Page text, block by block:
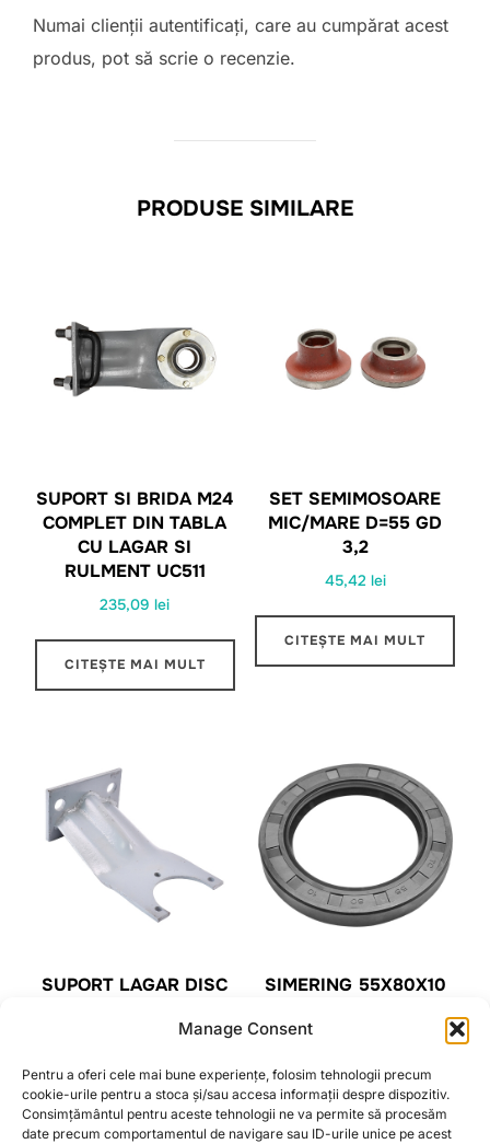
Manage Consent
Pentru a oferi cele mai bune experiențe, folosim tehnologii precum
cookie-urile pentru a stoca și/sau accesa informații despre dispozitiv.
Consimțământul pentru aceste tehnologii ne va permite să procesăm
date precum comportamentul de navigare sau ID-urile unice pe acest
Numai clienții autentificați, care au cumpărat acest
produs, pot să scrie o recenzie.
PRODUSE SIMILARE
SUPORT SI BRIDA M24
COMPLET DIN TABLA
CU LAGAR SI
RULMENT UC511
235,09lei
CITEȘTE MAI MULT
SET SEMIMOSOARE
MIC/MARE D=55 GD
3,2
45,42 lei
CITEȘTE MAI MULT
SUPORT LAGAR DISC
RULMENT UC511
110,08 lei
SIMERING 55X80X10
ASAMBLAT CU
4,52lei